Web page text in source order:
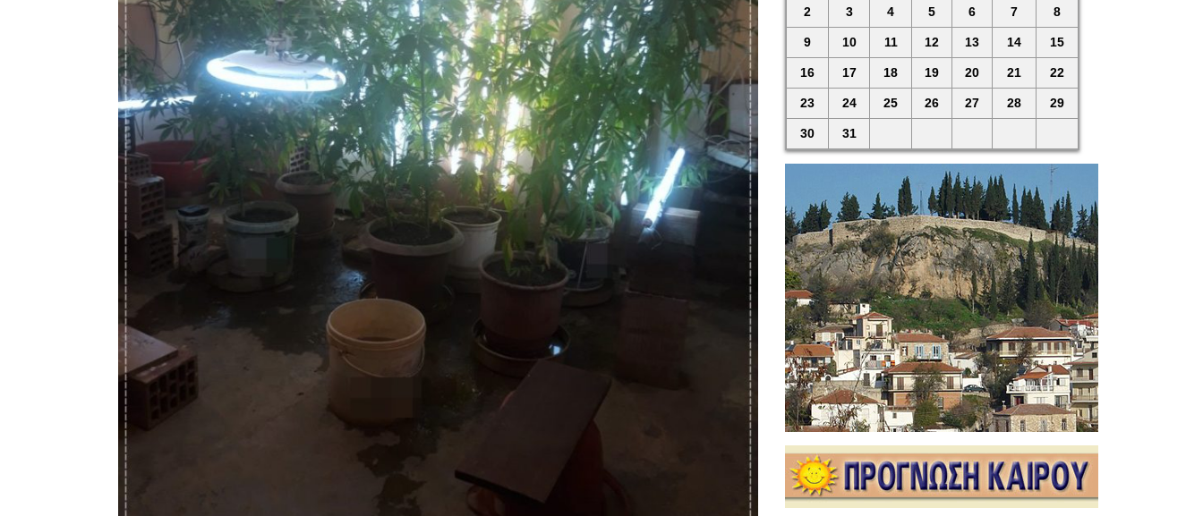
2 3 4 5 6 7 8
9 10 11 12 13 14 15
16 17 18 19 20 21 22
23 24 25 26 27 28 29
30 31